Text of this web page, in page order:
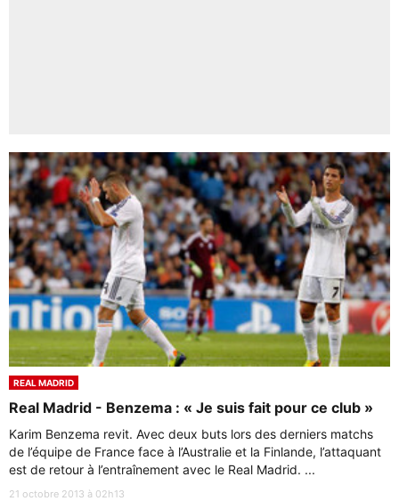
REAL MADRID
Real Madrid - Benzema : « Je suis fait pour ce club »
Karim Benzema revit. Avec deux buts lors des derniers matchs
de l’équipe de France face à l’Australie et la Finlande, l’attaquant
est de retour à l’entraînement avec le Real Madrid. ...
21 octobre 2013 à 02h13